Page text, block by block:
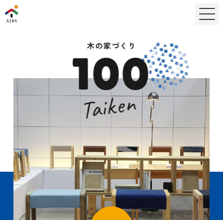
木の家づくり
100
Taiken